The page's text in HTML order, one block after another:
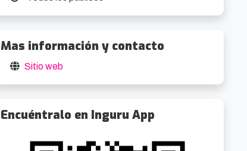
Mas información y contacto
Sitio web
Encuéntralo en Inguru App